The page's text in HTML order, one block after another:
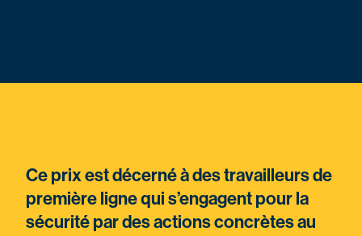
Ce prix est décerné à des travailleurs de
première ligne qui s’engagent pour la
sécurité par des actions concrètes au